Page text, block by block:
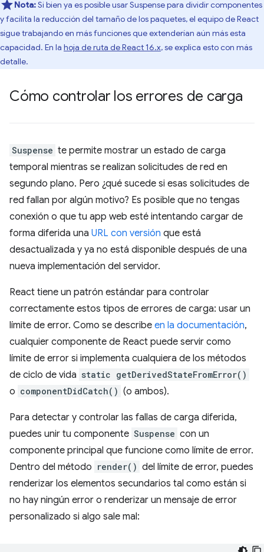
Nota:Si bien ya es posible usar Suspense para dividir componentes
y facilita la reducción del tamaño de los paquetes, el equipo de React
sigue trabajando en más funciones que extenderían aún más esta
capacidad. En la hoja de ruta de React 16.x, se explica esto con más
detalle.
Cómo controlar los errores de carga
Suspense te permite mostrar un estado de carga
temporal mientras se realizan solicitudes de red en
segundo plano. Pero ¿qué sucede si esas solicitudes de
red fallan por algún motivo? Es posible que no tengas
conexión o que tu app web esté intentando cargar de
forma diferida una URL con versión que está
desactualizada y ya no está disponible después de una
nueva implementación del servidor.
React tiene un patrón estándar para controlar
correctamente estos tipos de errores de carga: usar un
límite de error. Como se describe en la documentación,
cualquier componente de React puede servir como
límite de error si implementa cualquiera de los métodos
de ciclo de vida static getDerivedStateFromError()
o componentDidCatch() (o ambos).
Para detectar y controlar las fallas de carga diferida,
puedes unir tu componente Suspense con un
componente principal que funcione como límite de error.
Dentro del método render() del límite de error, puedes
renderizar los elementos secundarios tal como están si
no hay ningún error o renderizar un mensaje de error
personalizado si algo sale mal: